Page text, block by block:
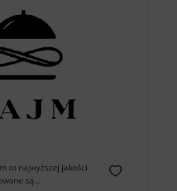
to najwyższej jakości
są...